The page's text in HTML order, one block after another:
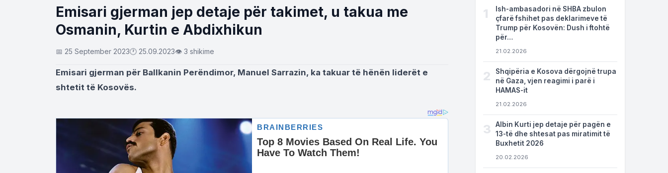
Emisari gjerman jep detaje për takimet, u takua me
Osmanin, Kurtin e Abdixhikun
📅 25 September 2023🕐 25.09.2023👁 3 shikime
Emisari gjerman për Ballkanin Perëndimor, Manuel Sarrazin, ka takuar të hënën liderët e
shtetit të Kosovës.
1
Ish-ambasadori në SHBA zbulon
çfarë fshihet pas deklarimeve të
Trump për Kosovën: Dush i ftohtë
për…
21.02.2026
2
Shqipëria e Kosova dërgojnë trupa
në Gaza, vjen reagimi i parë i
HAMAS-it
21.02.2026
3
Albin Kurti jep detaje për pagën e
13-të dhe shtesat pas miratimit të
Buxhetit 2026
20.02.2026